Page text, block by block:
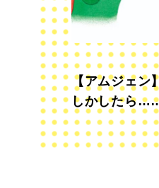
【アムジェン
しかしたら
っていますか？